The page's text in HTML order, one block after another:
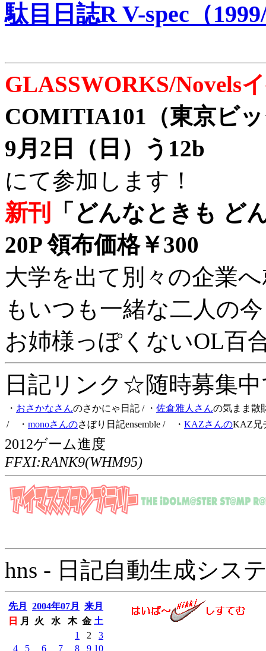
駄目日誌R V-spec（
GLASSWORKS/Novels
COMITIA101（東京ビ
9月2日（日）う12b
にて参加します！
新刊
「どんなときも ど
20P 領布価格￥300
大学を出て別々の企業
もいつも一緒な二人の
お姉様っぽくないOL百
日記リンク☆随時募集
・ おさかなさんのさかにゃ日記 / ・ 佐倉雅人さんの気まま散
/ ・ monoさんのさぼり日記ensemble / ・ KAZさんのKAZ兄
2012ゲーム進度
FFXI:RANK9(WHM95)
hns - 日記自動生成シス
先月 2004年07月
来月
日
月 火 水 木 金 土
1
2
3
4
5 6 7 8 9 10